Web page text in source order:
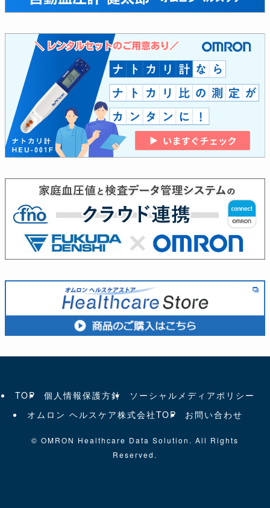
TOP 個人情報保護方針
ソーシャルメディアポリシー
オムロン ヘルスケア株式会社TOP
お問い合わせ
© OMRON Healthcare Data Solution. All Rights
Reserved.